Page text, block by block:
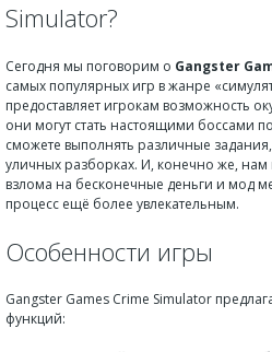
Simulator?
Сегодня мы поговорим о Gangster
самых популярных игр в жанре
предоставляет игрокам возможность
они могут стать настоящими боссами
сможете выполнять различные
уличных разборках. И, конечно же,
взлома на бесконечные деньги и мод
процесс ещё более увлекательным.
Особенности игры
Gangster Games Crime Simulator
функций: